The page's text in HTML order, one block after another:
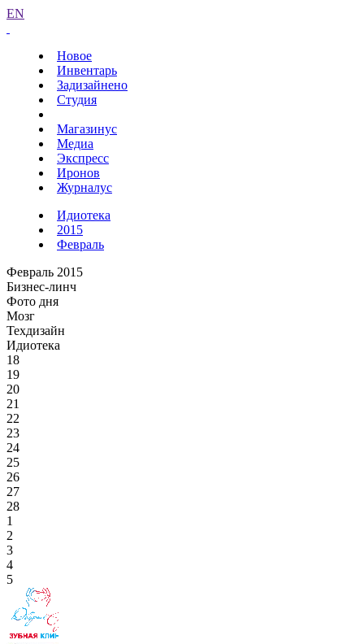
EN
Новое
Инвентарь
Задизайнено
Студия
Магазинус
Медиа
Экспресс
Иронов
Журналус
Идиотека
2015
Февраль
Февраль 2015
Бизнес-линч
Фото дня
Мозг
Техдизайн
Идиотека
18
19
20
21
22
23
24
25
26
27
28
1
2
3
4
5